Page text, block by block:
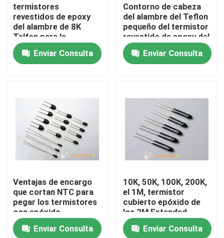
Productos
Sobre nosotros
Control de calidad
Éntrenos en contacto con
Noticias
Casos
termistores
revestidos de epoxy
del alambre de 8K
Telfon para la
calefacción MF5A-5
del volante del espejo
retrovisor y de la
Enviar Consulta
Contorno de cabeza
del alambre del Teflon
pequeño del termistor
revestido de epoxy del
ohmio NTC de la serie
10K de los
termistores MF5A-5
Enviar Consulta
Ventajas de encargo
que cortan NTC para
pegar los termistores
con epóxido
revestidos MF5A-2
10K 3435 3977
Enviar Consulta
10K, 50K, 100K, 200K,
el 1M, termistor
cubierto epóxido de
los 2M Extended
Upper Leads NTC
Enviar Consulta